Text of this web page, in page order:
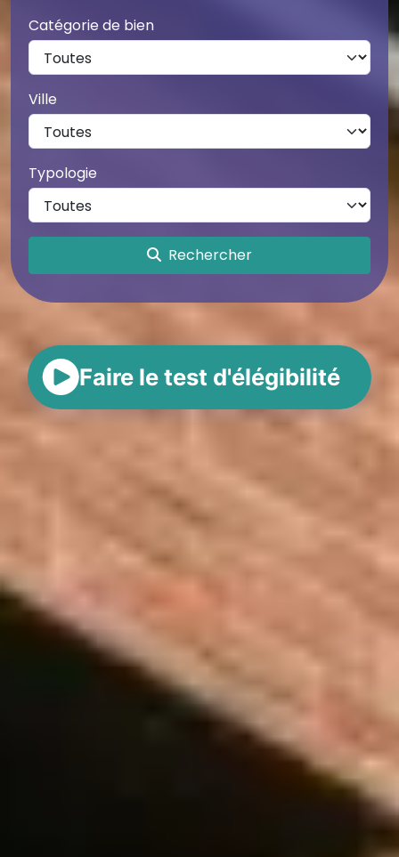
Catégorie de bien
Ville
Typologie
Rechercher
Faire le test d'élégibilité